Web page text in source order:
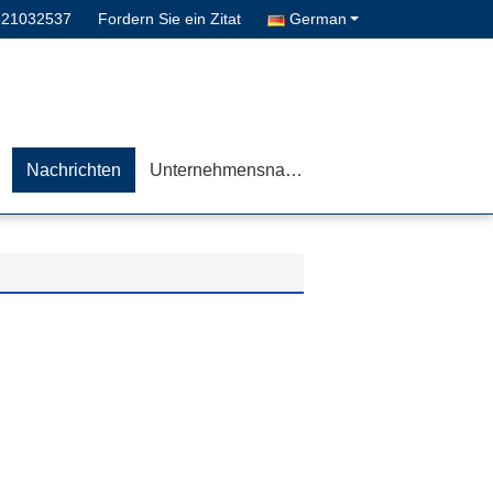
Fordern Sie ein Zitat German
Nachrichten Unternehmensnachrichten